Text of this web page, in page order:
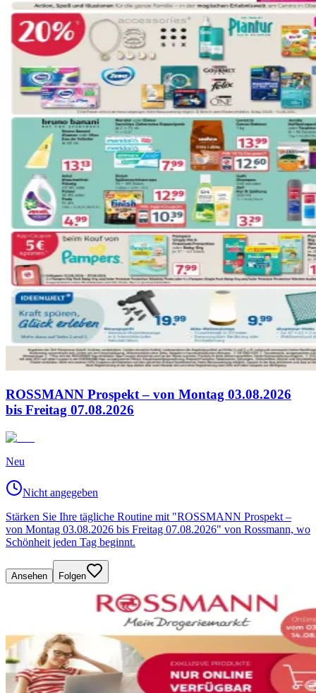
ROSSMANN Prospekt – von Montag 03.08.2026
bis Freitag 07.08.2026
Neu
Nicht angegeben
Stärken Sie Ihre tägliche Routine mit "ROSSMANN Prospekt –
von Montag 03.08.2026 bis Freitag 07.08.2026" von Rossmann, wo
Schönheit jeden Tag beginnt.
Ansehen Folgen